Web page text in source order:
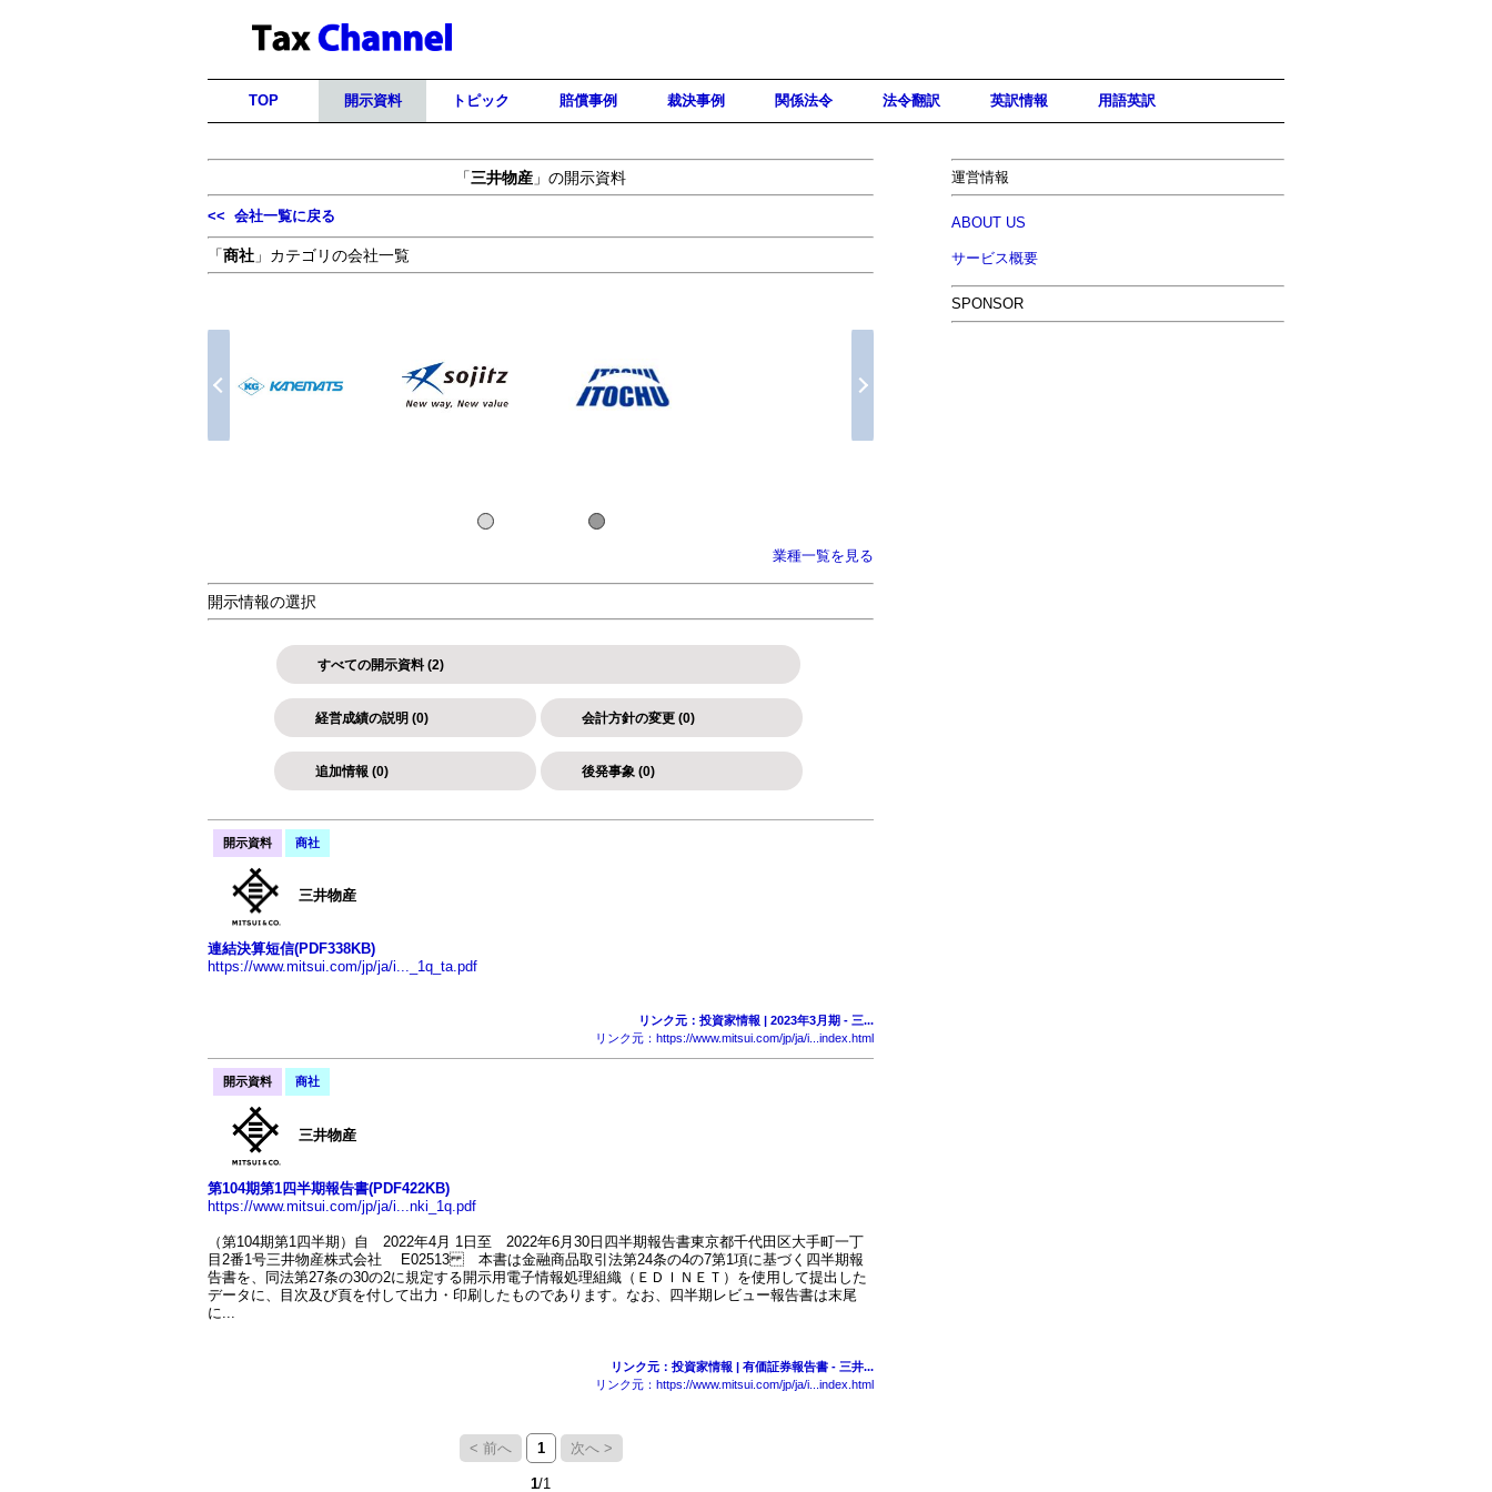
TOP 開示資料 トピック 賠償事例 裁決事例 関係法令 法令翻訳 英訳情報 用語英訳
「三井物産 」の開示資料
<< 会社一覧に戻る
「商社 」カテゴリの会社一覧
業種一覧を見る
開示情報の選択
すべての開示資料 (2)
経営成績の説明 (0) 会計方針の変更 (0)
追加情報 (0) 後発事象 (0)
開示資料 商社
三井物産
連結決算短信(PDF338KB)
https://www.mitsui.com/jp/ja/i..._1q_ta.pdf
リンク元：投資家情報 | 2023年3月期 - 三...
リンク元：https://www.mitsui.com/jp/ja/i...index.html
開示資料 商社
三井物産
第104期第1四半期報告書(PDF422KB)
https://www.mitsui.com/jp/ja/i...nki_1q.pdf
（第104期第1四半期）自 2022年4月 1日至 2022年6月30日四半期報告書東京都千代田区大手町一丁
目2番1号三井物産株式会社 E02513 本書は金融商品取引法第24条の4の7第1項に基づく四半期報
告書を、同法第27条の30の2に規定する開示用電子情報処理組織（ＥＤＩＮＥＴ）を使用して提出した
データに、目次及び頁を付して出力・印刷したものであります。なお、四半期レビュー報告書は末尾
に...
リンク元：投資家情報 | 有価証券報告書 - 三井...
リンク元：https://www.mitsui.com/jp/ja/i...index.html
< 前へ 1 次へ >
1/1
運営情報
ABOUT US
サービス概要
SPONSOR